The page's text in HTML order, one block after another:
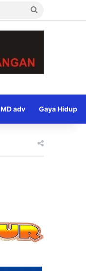
MD adv Gaya Hidup